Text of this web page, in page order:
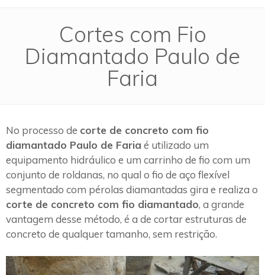
Cortes com Fio
Diamantado Paulo de
Faria
No processo de corte de concreto com fio
diamantado Paulo de Faria é utilizado um
equipamento hidráulico e um carrinho de fio com um
conjunto de roldanas, no qual o fio de aço flexível
segmentado com pérolas diamantadas gira e realiza o
corte de concreto com fio diamantado, a grande
vantagem desse método, é a de cortar estruturas de
concreto de qualquer tamanho, sem restrição.